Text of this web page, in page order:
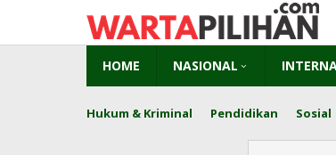
content
HOME NASIONAL
Hukum & Kriminal Pendidikan Sosial